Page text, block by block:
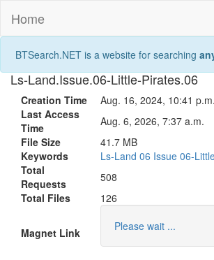
Home
BTSearch.NET is a website for searching
Ls-Land.Issue.06-Little-Pirates.06
Creation Time
Aug. 16, 2024, 10:41 p.m.
Last Access
Time
Aug. 6, 2026, 7:37 a.m.
File Size
41.7 MB
Keywords
Ls-Land 06 Issue 06-
Total
Requests
508
Total Files
126
Magnet Link Please wait ...